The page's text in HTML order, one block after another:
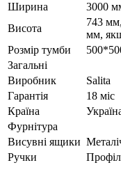
Ширина
3000
Висота
743
мм,
Розмір тумби
Загальні
Виробник
Salita
Гарантія
18 міс
Країна
Фурнітура
Висувні ящики
Ручки